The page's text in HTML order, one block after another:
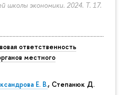
школы экономики. 2024. Т. 17.
ответственность
местного
Е. В., Степанюк Д.